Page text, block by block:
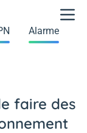
Alarme
faire des